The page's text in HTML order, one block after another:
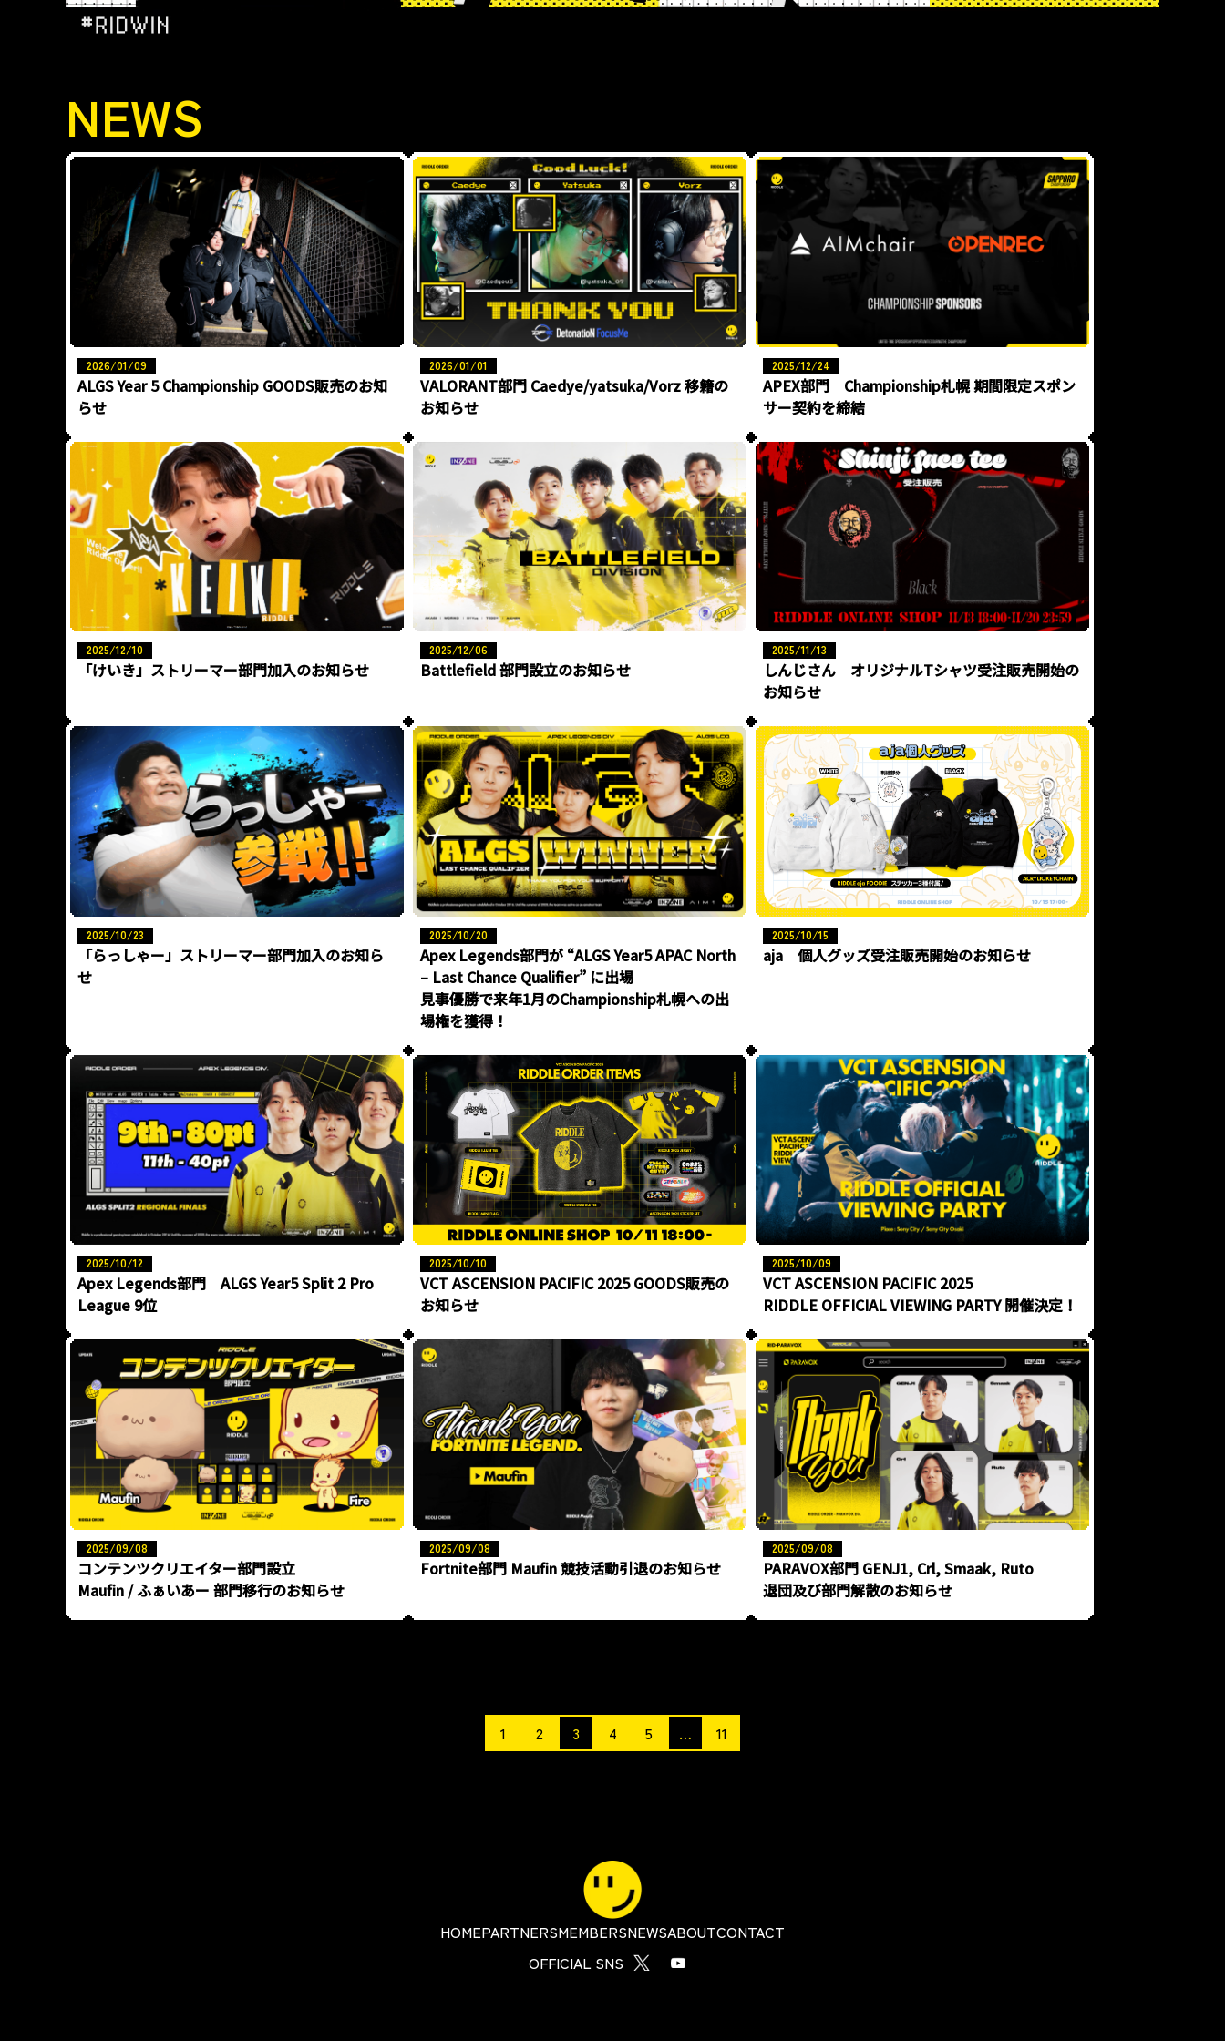
NEWS
2026/01/09
ALGS Year 5 Championship GOODS販売のお知
らせ
2026/01/01
VALORANT部門 Caedye/yatsuka/Vorz 移籍の
お知らせ
2025/12/24
APEX部門 Championship札幌 期間限定スポン
サー契約を締結
2025/12/10
「けいき」ストリーマー部門加入のお知らせ
2025/12/06
Battlefield 部門設立のお知らせ
2025/11/13
しんじさん オリジナルTシャツ受注販売開始の
お知らせ
2025/10/23
「らっしゃー」ストリーマー部門加入のお知ら
せ
2025/10/20
Apex Legends部門が “ALGS Year5 APAC North
– Last Chance Qualifier” に出場
見事優勝で来年1月のChampionship札幌への出
場権を獲得！
2025/10/15
aja 個人グッズ受注販売開始のお知らせ
2025/10/12
Apex Legends部門 ALGS Year5 Split 2 Pro
League 9位
2025/10/10
VCT ASCENSION PACIFIC 2025 GOODS販売の
お知らせ
2025/10/09
VCT ASCENSION PACIFIC 2025
RIDDLE OFFICIAL VIEWING PARTY 開催決定！
2025/09/08
コンテンツクリエイター部門設立
Maufin / ふぁいあー 部門移行のお知らせ
2025/09/08
Fortnite部門 Maufin 競技活動引退のお知らせ
2025/09/08
PARAVOX部門 GENJ1, Crl, Smaak, Ruto
退団及び部門解散のお知らせ
1 2 3 4 5 … 11
HOMEPARTNERSMEMBERSNEWSABOUTCONTACT
OFFICIAL SNS